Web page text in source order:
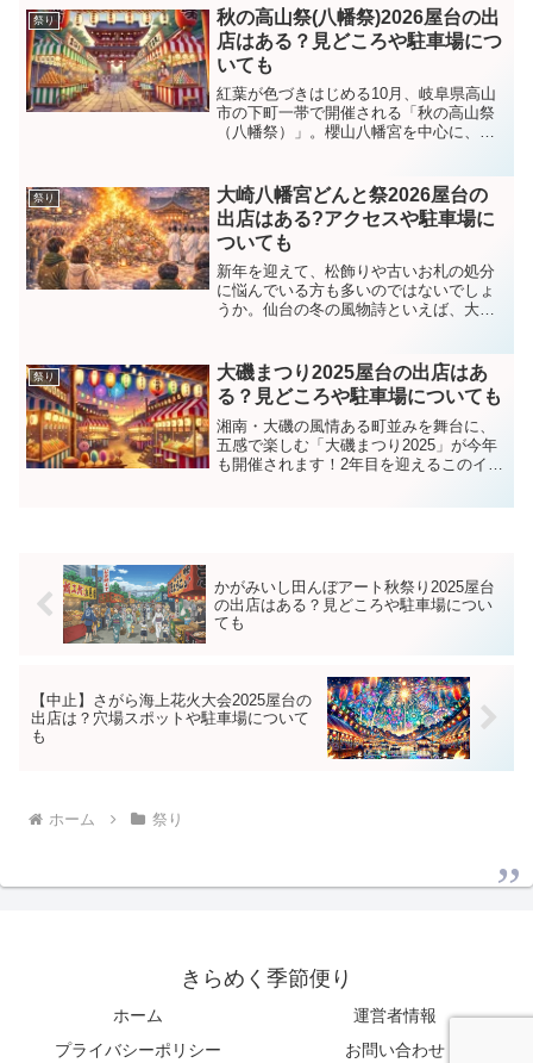
は、2026年の公式情報をもとに、開催概
要・見どころ・屋台・ア...
祭り
秋の高山祭(八幡祭)2026屋台の出
店はある？見どころや駐車場につ
いても
紅葉が色づきはじめる10月、岐阜県高山
市の下町一帯で開催される「秋の高山祭
（八幡祭）」。櫻山八幡宮を中心に、重
幻想的な「宵祭」など見どころ満載の伝
統行事です。2026年...
祭り
大崎八幡宮どんと祭2026屋台の
出店はある?アクセスや駐車場に
ついても
新年を迎えて、松飾りや古いお札の処分
に悩んでいる方も多いのではないでしょ
うか。仙台の冬の風物詩といえば、大崎
に、「また一年が始まるんだな」と気持
ちを新たにしています。この...
祭り
大磯まつり2025屋台の出店はあ
る？見どころや駐車場についても
湘南・大磯の風情ある町並みを舞台に、
五感で楽しむ「大磯まつり2025」が今年
も開催されます！2年目を迎えるこのイベ
かがみいし田んぼアート秋祭り2025屋台
の出店はある？見どころや駐車場につい
ても
【中止】さがら海上花火大会2025屋台の
出店は？穴場スポットや駐車場について
も
ホーム 祭り
きらめく季節便り
ホーム
運営者情報
プライバシーポリシー
お問い合わせ